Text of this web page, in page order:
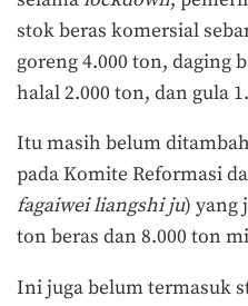
stok beras komersial
goreng 4.000 ton, daging
halal 2.000 ton, dan gula
Itu masih belum
pada Komite Reformasi
fagaiwei liangshi ju) yang
ton beras dan 8.000 ton
Ini juga belum termasuk